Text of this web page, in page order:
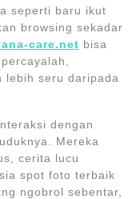
seperti baru ikut
browsing sekadar
care.net bisa
lebih seru daripada
dengan
Mereka
cerita lucu
spot foto terbaik
ngobrol sebentar,